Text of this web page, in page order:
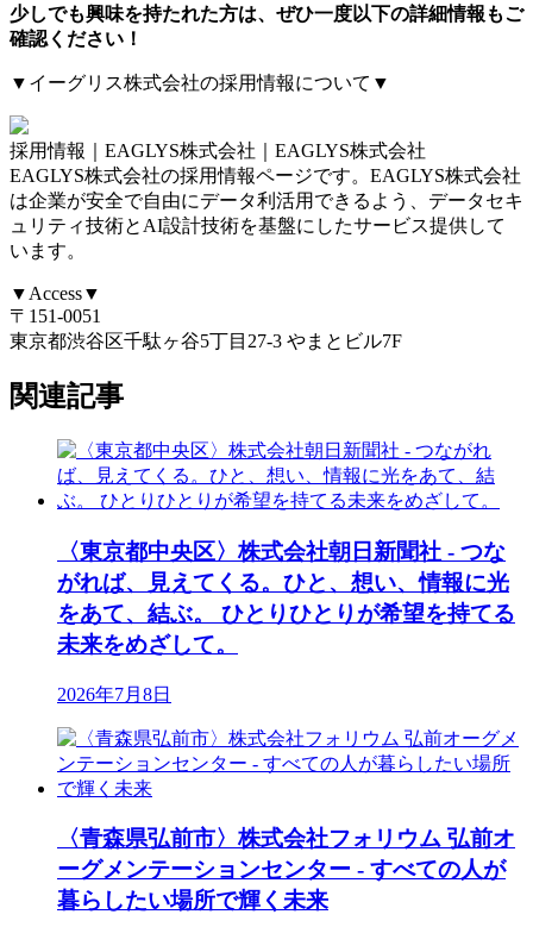
少しでも興味を持たれた方は、ぜひ一度以下の詳細情報もご
確認ください！
▼イーグリス株式会社の採用情報について▼
採用情報｜EAGLYS株式会社｜EAGLYS株式会社
EAGLYS株式会社の採用情報ページです。EAGLYS株式会社
は企業が安全で自由にデータ利活用できるよう、データセキ
ュリティ技術とAI設計技術を基盤にしたサービス提供して
います。
▼Access▼
〒151-0051
東京都渋谷区千駄ヶ谷5丁目27-3 やまとビル7F
関連記事
〈東京都中央区〉株式会社朝日新聞社 - つな
がれば、見えてくる。ひと、想い、情報に光
をあて、結ぶ。 ひとりひとりが希望を持てる
未来をめざして。
2026年7月8日
〈青森県弘前市〉株式会社フォリウム 弘前オ
ーグメンテーションセンター - すべての人が
暮らしたい場所で輝く未来